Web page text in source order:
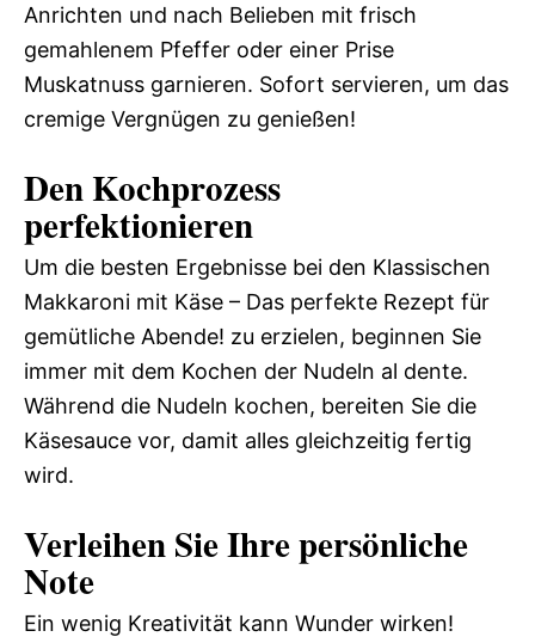
Anrichten und nach Belieben mit frisch
gemahlenem Pfeffer oder einer Prise
Muskatnuss garnieren. Sofort servieren, um das
cremige Vergnügen zu genießen!
Den Kochprozess
perfektionieren
Um die besten Ergebnisse bei den Klassischen
Makkaroni mit Käse – Das perfekte Rezept für
gemütliche Abende! zu erzielen, beginnen Sie
immer mit dem Kochen der Nudeln al dente.
Während die Nudeln kochen, bereiten Sie die
Käsesauce vor, damit alles gleichzeitig fertig
wird.
Verleihen Sie Ihre persönliche
Note
Ein wenig Kreativität kann Wunder wirken!